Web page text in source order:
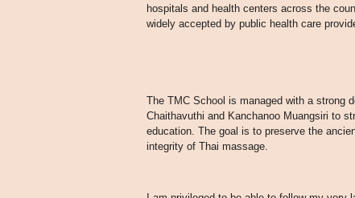
hospitals and health centers across the
widely accepted by public health care
The TMC School is managed with a strong
Chaithavuthi and Kanchanoo Muangsiri to
education. The goal is to preserve the
integrity of Thai massage.